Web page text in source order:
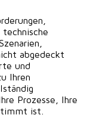
technische
abgedeckt
und
Ihren
Prozesse, Ihre
ist.